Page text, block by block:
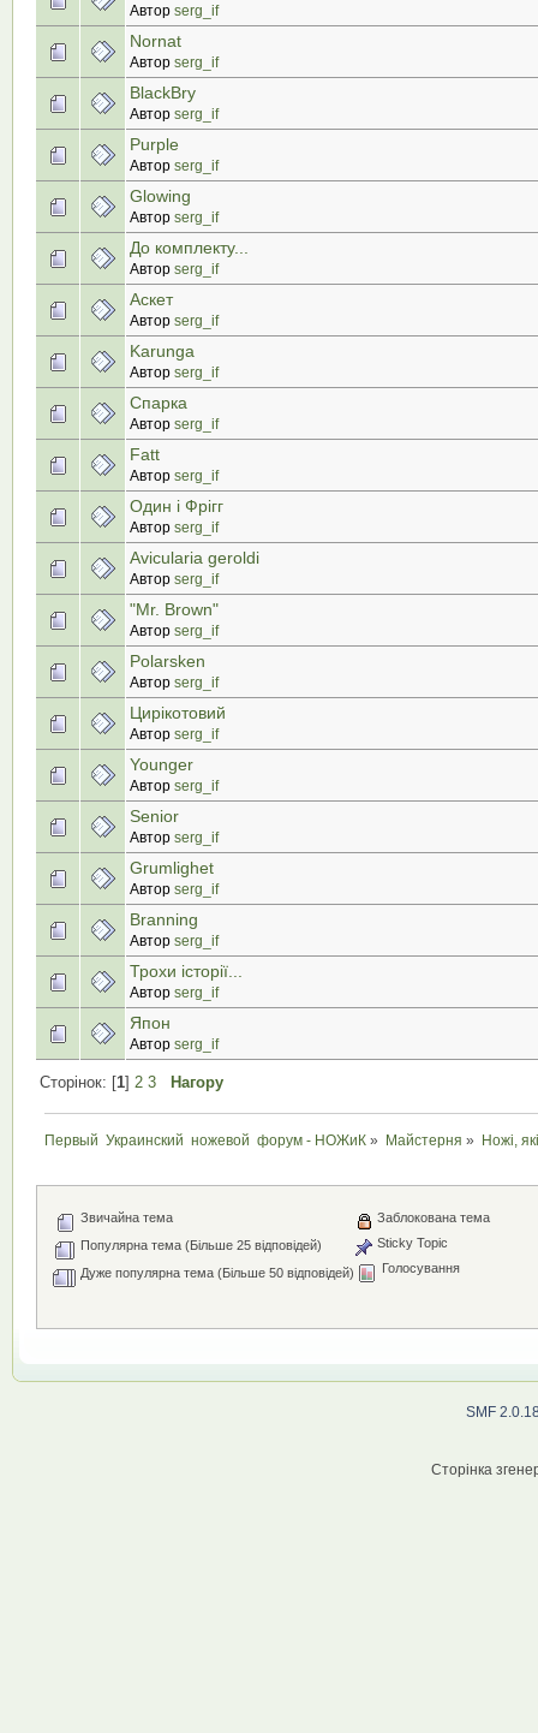
Автор serg_if
Nornat
Автор serg_if
BlackBry
Автор serg_if
Purple
Автор serg_if
Glowing
Автор serg_if
До комплекту...
Автор serg_if
Аскет
Автор serg_if
Karunga
Автор serg_if
Спарка
Автор serg_if
Fatt
Автор serg_if
Один і Фрігг
Автор serg_if
Avicularia geroldi
Автор serg_if
"Mr. Brown"
Автор serg_if
Polarsken
Автор serg_if
Цирікотовий
Автор serg_if
Younger
Автор serg_if
Senior
Автор serg_if
Grumlighet
Автор serg_if
Brаnning
Автор serg_if
Трохи історії...
Автор serg_if
Япон
Автор serg_if
Сторінок: [1] 2 3 Нагору
Первый  Украинский  ножевой  форум - НОЖиК » Майстерня » Ножі,
Звичайна тема
Популярна тема (Більше 25 відповідей)
Дуже популярна тема (Більше 50 відповідей)
Заблокована тема
Sticky Topic
Голосування
SMF
Сторінка